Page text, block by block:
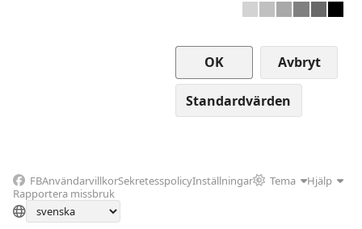
Avbryt
FBAnvändarvillkorSekretesspolicyInställningar Tema
Hjälp
Rapportera missbruk